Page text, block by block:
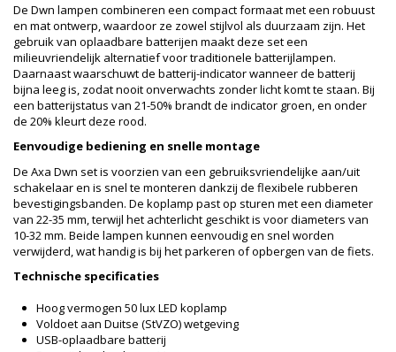
De Dwn lampen combineren een compact formaat met een robuust
en mat ontwerp, waardoor ze zowel stijlvol als duurzaam zijn. Het
gebruik van oplaadbare batterijen maakt deze set een
milieuvriendelijk alternatief voor traditionele batterijlampen.
Daarnaast waarschuwt de batterij-indicator wanneer de batterij
bijna leeg is, zodat nooit onverwachts zonder licht komt te staan. Bij
een batterijstatus van 21-50% brandt de indicator groen, en onder
de 20% kleurt deze rood.
Eenvoudige bediening en snelle montage
De Axa Dwn set is voorzien van een gebruiksvriendelijke aan/uit
schakelaar en is snel te monteren dankzij de flexibele rubberen
bevestigingsbanden. De koplamp past op sturen met een diameter
van 22-35 mm, terwijl het achterlicht geschikt is voor diameters van
10-32 mm. Beide lampen kunnen eenvoudig en snel worden
verwijderd, wat handig is bij het parkeren of opbergen van de fiets.
Technische specificaties
Hoog vermogen 50 lux LED koplamp
Voldoet aan Duitse (StVZO) wetgeving
USB-oplaadbare batterij